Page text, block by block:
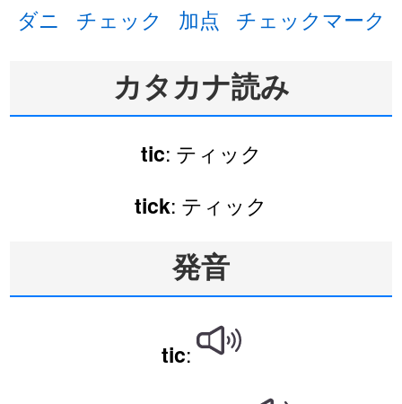
ダニ
チェック 加点 チェックマーク
カタカナ読み
tic: ティック
tick: ティック
発音
tic: